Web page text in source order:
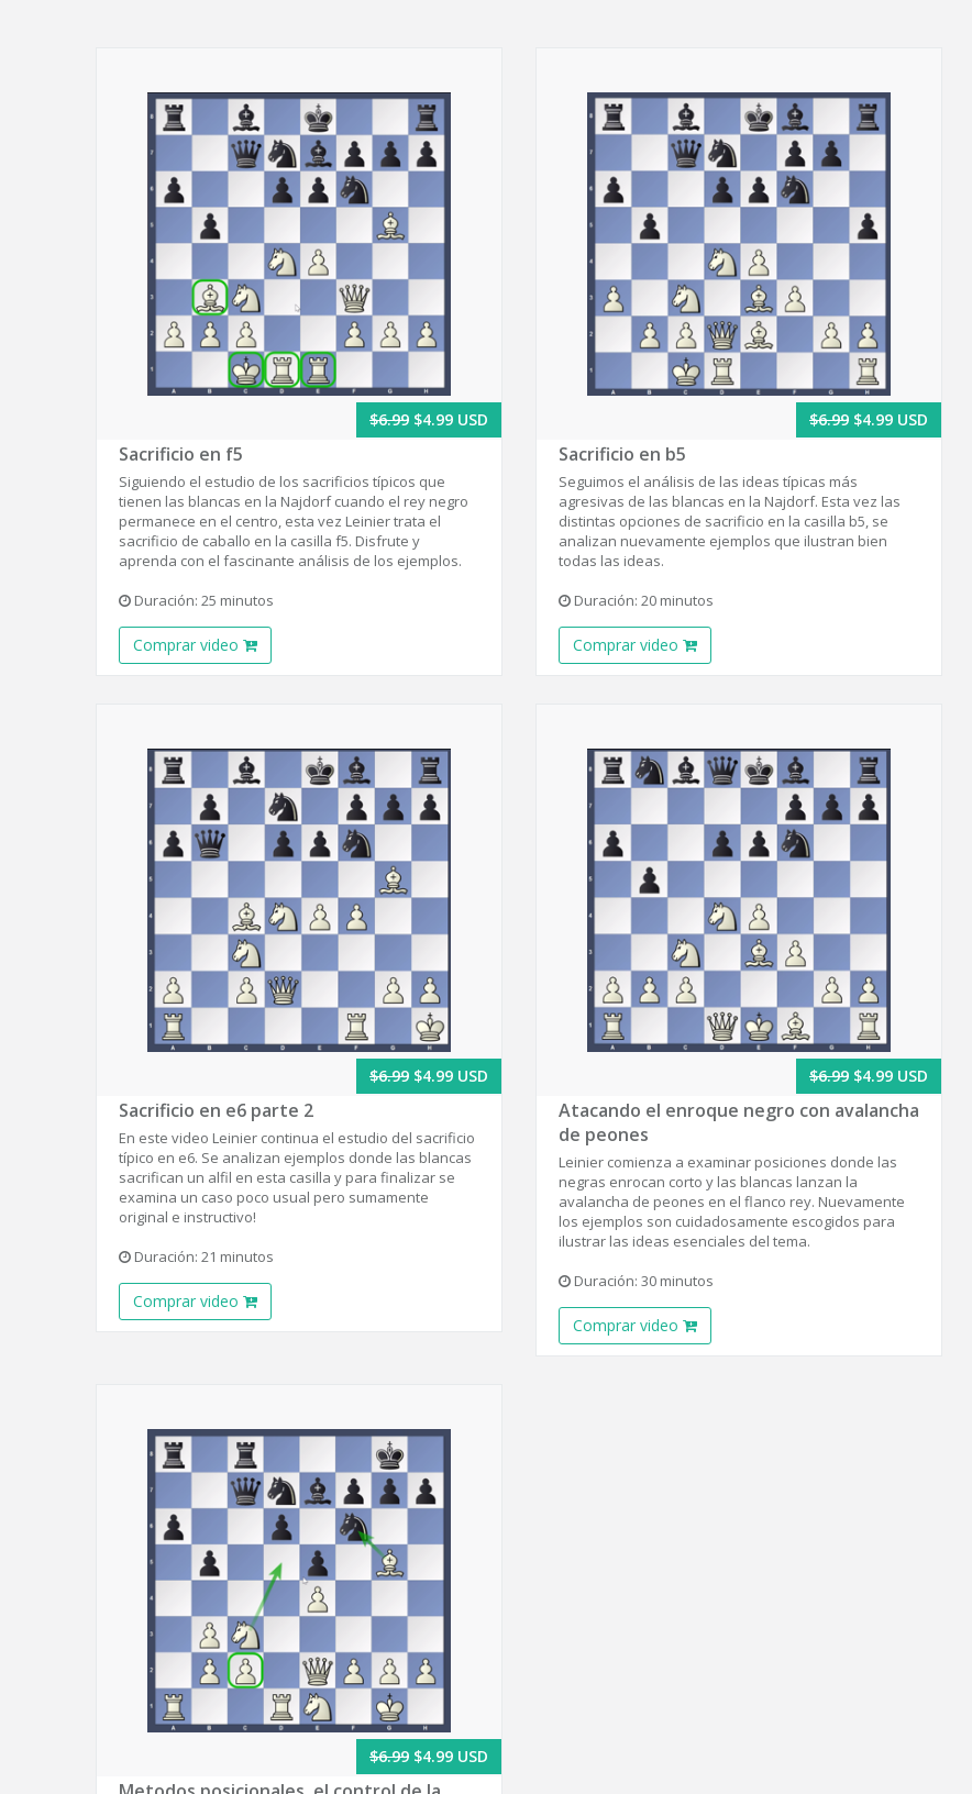
$6.99 $4.99 USD
Sacrificio en f5
Siguiendo el estudio de los sacrificios típicos que
tienen las blancas en la Najdorf cuando el rey negro
permanece en el centro, esta vez Leinier trata el
sacrificio de caballo en la casilla f5. Disfrute y
aprenda con el fascinante análisis de los ejemplos.
Duración: 25 minutos
Comprar video
$6.99 $4.99 USD
Sacrificio en b5
Seguimos el análisis de las ideas típicas más
agresivas de las blancas en la Najdorf. Esta vez las
distintas opciones de sacrificio en la casilla b5, se
analizan nuevamente ejemplos que ilustran bien
todas las ideas.
Duración: 20 minutos
Comprar video
$6.99 $4.99 USD
Sacrificio en e6 parte 2
En este video Leinier continua el estudio del sacrificio
típico en e6. Se analizan ejemplos donde las blancas
sacrifican un alfil en esta casilla y para finalizar se
examina un caso poco usual pero sumamente
original e instructivo!
Duración: 21 minutos
Comprar video
$6.99 $4.99 USD
Atacando el enroque negro con avalancha
de peones
Leinier comienza a examinar posiciones donde las
negras enrocan corto y las blancas lanzan la
avalancha de peones en el flanco rey. Nuevamente
los ejemplos son cuidadosamente escogidos para
ilustrar las ideas esenciales del tema.
Duración: 30 minutos
Comprar video
$6.99 $4.99 USD